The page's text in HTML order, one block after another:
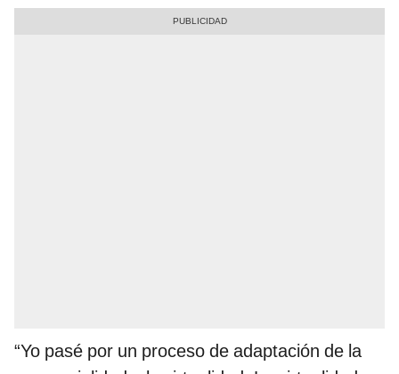
“Yo pasé por un proceso de adaptación de la